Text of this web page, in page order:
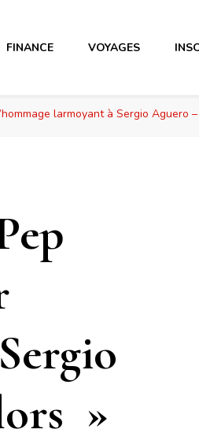
FINANCE VOYAGES
larmoyant à Sergio Aguero
»